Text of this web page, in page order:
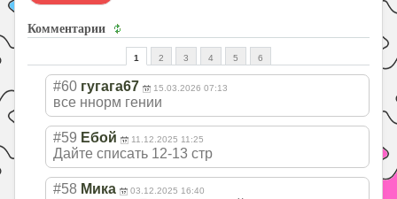
Комментарии
1 2 3 4 5 6
#60 гугага67 15.03.2026 07:13
все ннорм гении
#59 Ебой 11.12.2025 11:25
Дайте списать 12-13 стр
#58 Мика 03.12.2025 16:40